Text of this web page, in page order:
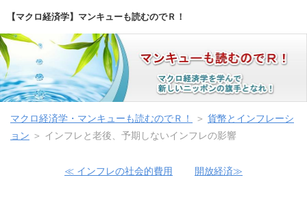
【マクロ経済学】マンキューも読むのでＲ！
マクロ経済学・マンキューも読むのでＲ！ ＞ 貨幣とインフレーシ
ョン ＞ インフレと老後、予期しないインフレの影響
≪ インフレの社会的費用 開放経済≫